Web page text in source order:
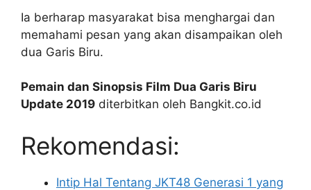
Ia berharap masyarakat bisa menghargai dan
memahami pesan yang akan disampaikan oleh
dua Garis Biru.
Pemain dan Sinopsis Film Dua Garis Biru
Update 2019 diterbitkan oleh Bangkit.co.id
Rekomendasi:
Intip Hal Tentang JKT48 Generasi 1 yang